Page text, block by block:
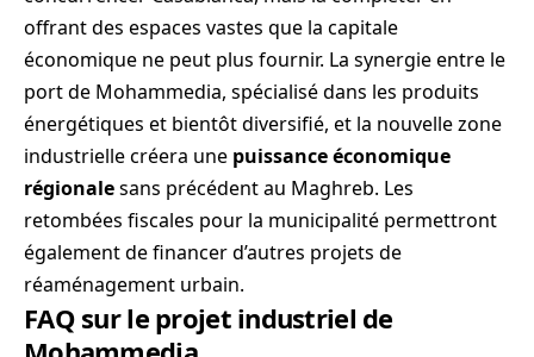
offrant des espaces vastes que la capitale
économique ne peut plus fournir. La synergie entre le
port de Mohammedia, spécialisé dans les produits
énergétiques et bientôt diversifié, et la nouvelle zone
industrielle créera une puissance économique
régionalesans précédent au Maghreb. Les
retombées fiscales pour la municipalité permettront
également de financer d’autres projets de
réaménagement urbain.
FAQ sur le projet industriel de